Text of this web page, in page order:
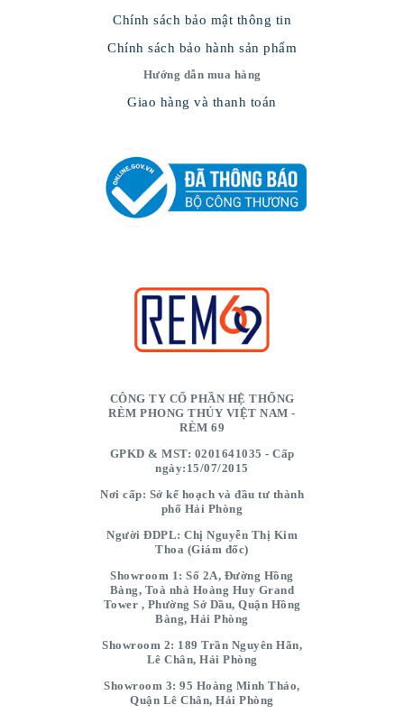
Chính sách bảo mật thông tin
Chính sách bảo hành sản phẩm
Hướng dẫn mua hàng
Giao hàng và thanh toán
CÔNG TY CỔ PHẦN HỆ THỐNG
RÈM PHONG THỦY VIỆT NAM -
RÈM 69
GPKD & MST: 0201641035 - Cấp
ngày:15/07/2015
Nơi cấp: Sở kế hoạch và đầu tư thành
phố Hải Phòng
Người ĐDPL: Chị Nguyễn Thị Kim
Thoa (Giám đốc)
Showroom 1: Số 2A, Đường Hồng
Bàng, Toà nhà Hoàng Huy Grand
Tower , Phường Sở Dầu, Quận Hồng
Bàng, Hải Phòng
Showroom 2: 189 Trần Nguyên Hãn,
Lê Chân, Hải Phòng
Showroom 3: 95 Hoàng Minh Thảo,
Quận Lê Chân, Hải Phòng